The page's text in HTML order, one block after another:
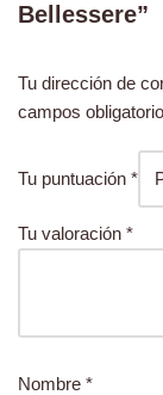
Bellessere”
Tu dirección de
campos
Tu puntuación *
Tu valoración *
Nombre *